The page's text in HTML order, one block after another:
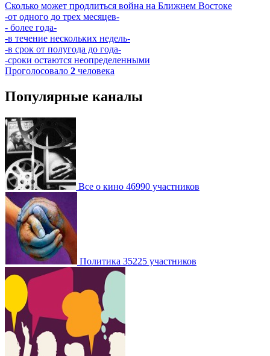
Сколько может продлиться война на Ближнем Востоке
-от одного до трех месяцев-
- более года-
-в течение нескольких недель-
-в срок от полугода до года-
-сроки остаются неопределенными
Проголосовало 2 человека
Популярные каналы
Все о кино 46990 участников
Политика 35225 участников